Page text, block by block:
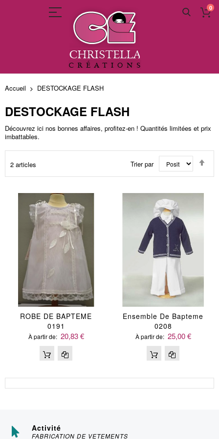
0
Allez
au
contenu
Accueil DESTOCKAGE FLASH
DESTOCKAGE FLASH
Découvrez ici nos bonnes affaires, profitez-en ! Quantités limitées et prix
imbattables.
2 articles Trier par
ROBE DE BAPTEME
0191
À partir de 20,83 €
Ensemble De Bapteme
0208
À partir de 25,00 €
Activité
FABRICATION DE VETEMENTS